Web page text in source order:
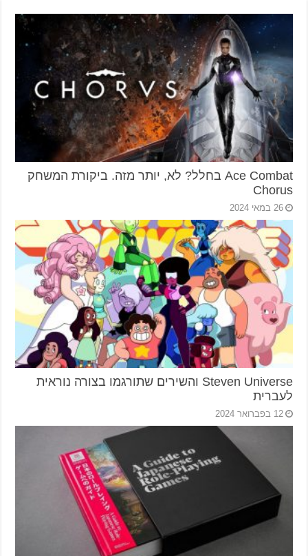
Ace Combat בחלל? לא, יותר מזה. ביקורת המשחק
Chorus
26 במאי 2024
Steven Universe והשירים שתורגמו בצורה נוראית
לעברית
12 בפברואר 2024